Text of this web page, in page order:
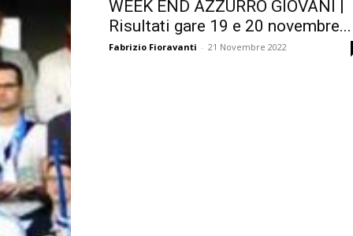
WEEK END AZZURRO GIOVANI |
Risultati gare 19 e 20 novembre...
Fabrizio Fioravanti - 21 Novembre 2022